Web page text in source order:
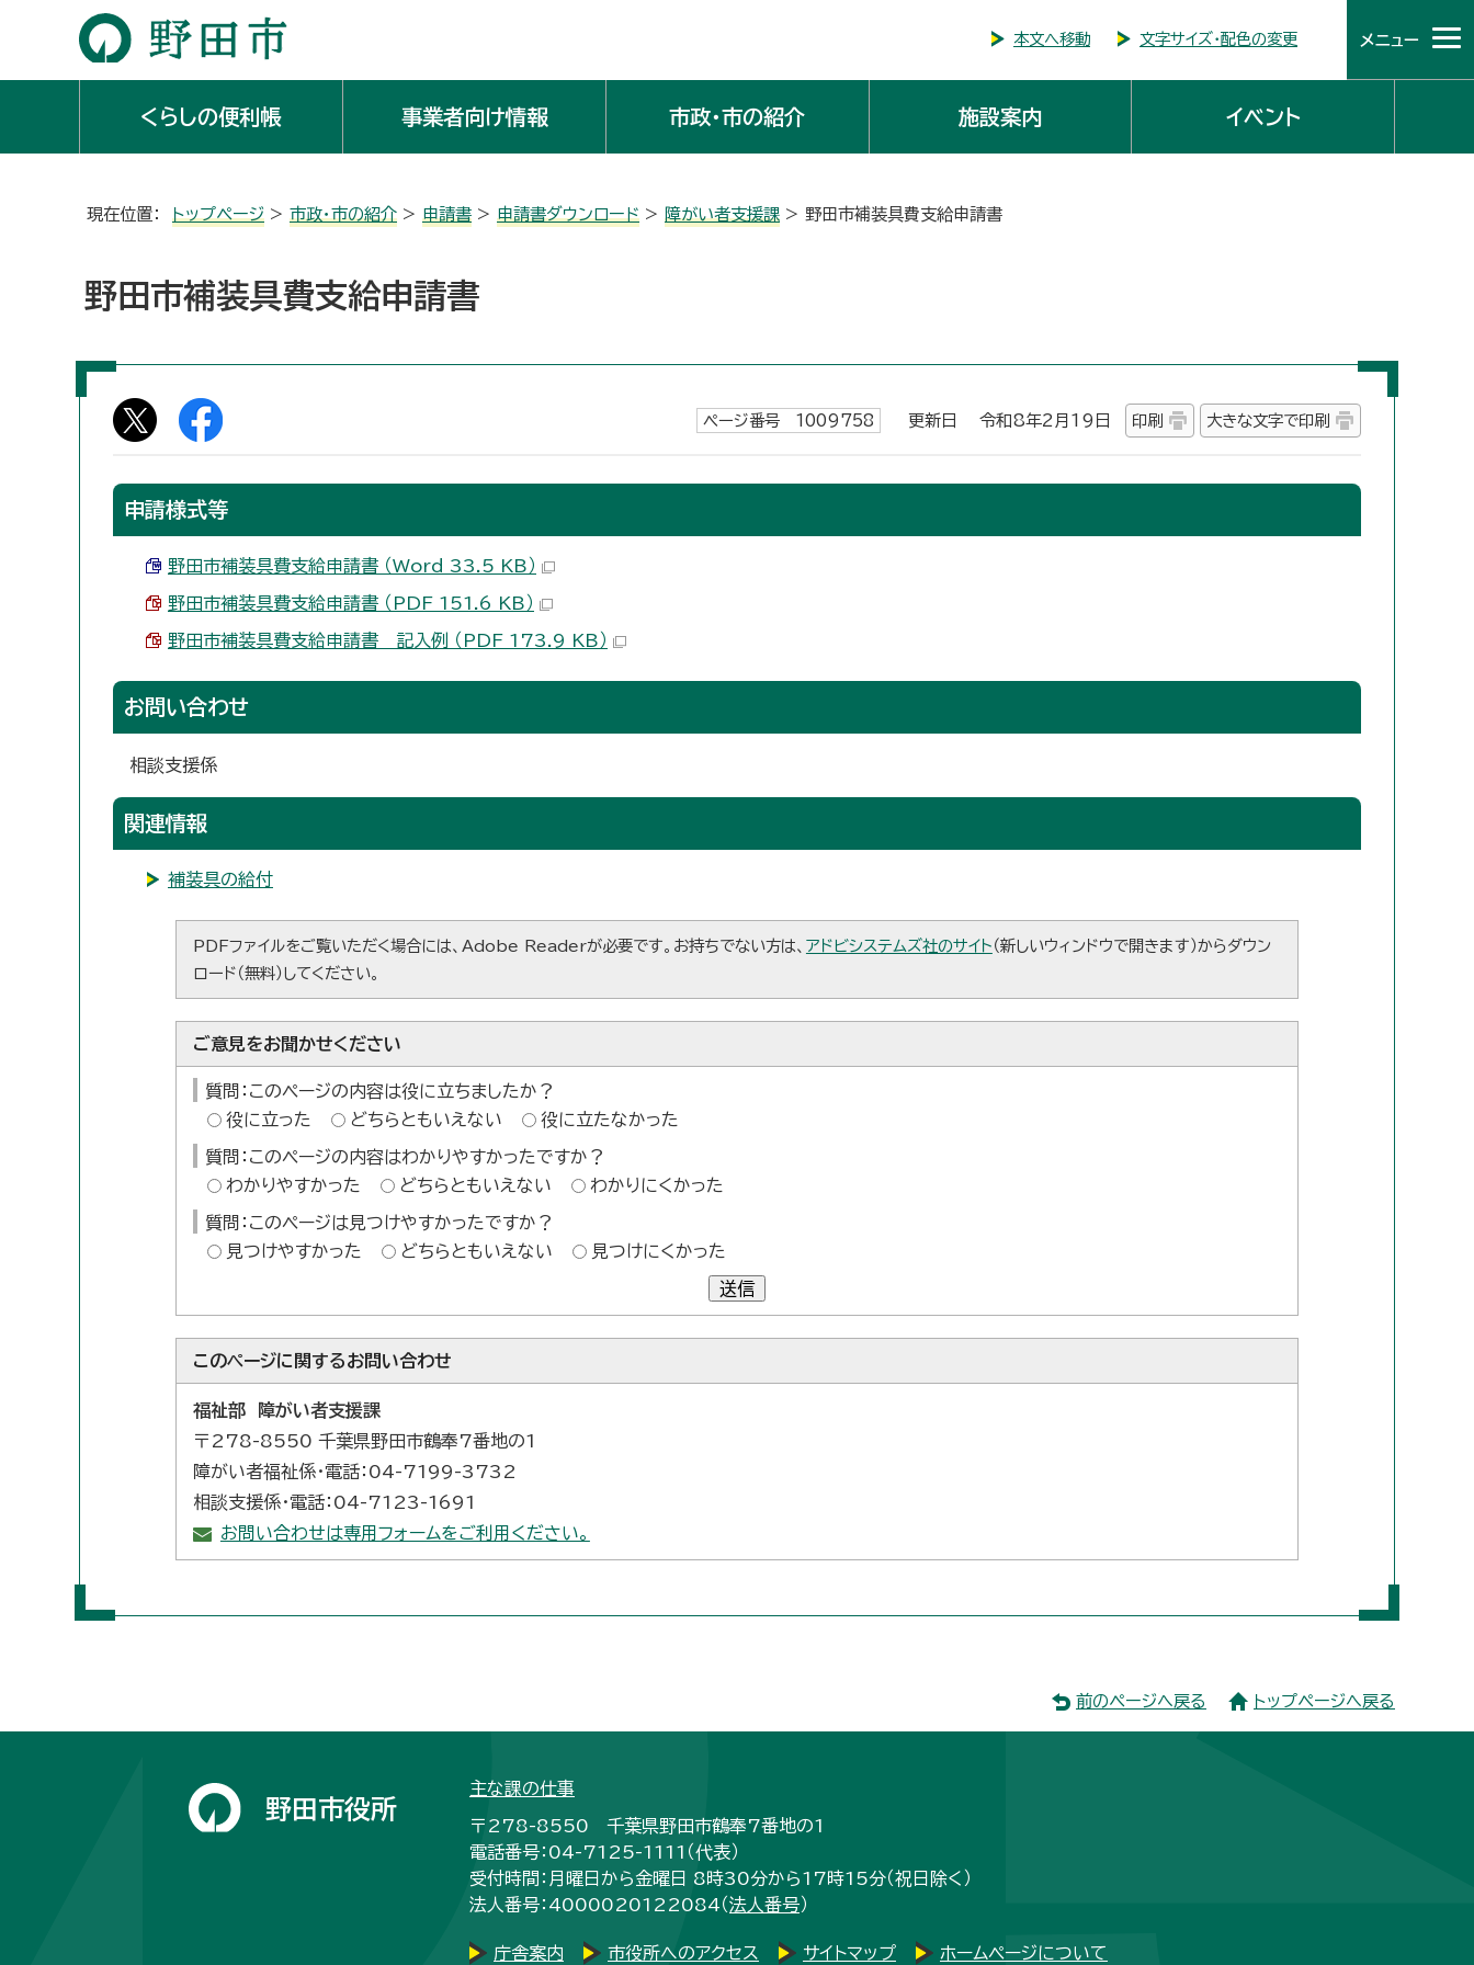
本文へ移動 文字サイズ・配色の変更 メニュー
くらしの便利帳 事業者向け情報 市政・市の紹介 施設案内 イベント
現在位置： トップページ > 市政・市の紹介 > 申請書 > 申請書ダウンロード > 障がい者支援課 > 野田市補装具費支給申請書
野田市補装具費支給申請書
ページ番号 1009758 更新日 令和8年2月19日 印刷 大きな文字で印刷
申請様式等
野田市補装具費支給申請書 （Word 33.5 KB）
野田市補装具費支給申請書 （PDF 151.6 KB）
野田市補装具費支給申請書 記入例 （PDF 173.9 KB）
お問い合わせ
相談支援係
関連情報
補装具の給付
PDFファイルをご覧いただく場合には、Adobe Readerが必要です。お持ちでない方は、 アドビシステムズ社のサイト （新しいウィンドウで開きます）からダウン
ロード（無料）してください。
ご意見をお聞かせください
質問：このページの内容は役に立ちましたか？
役に立った
どちらともいえない 役に立たなかった
質問：このページの内容はわかりやすかったですか？
わかりやすかった
どちらともいえない わかりにくかった
質問：このページは見つけやすかったですか？
見つけやすかった
どちらともいえない 見つけにくかった
送信
このページに関するお問い合わせ
福祉部 障がい者支援課
〒278-8550 千葉県野田市鶴奉7番地の1
障がい者福祉係・電話：04-7199-3732
相談支援係・電話：04-7123-1691
お問い合わせは専用フォームをご利用ください。
前のページへ戻る トップページへ戻る
野田市役所
主な課の仕事
〒278-8550 千葉県野田市鶴奉7番地の1
電話番号：04-7125-1111（代表）
受付時間：月曜日から金曜日 8時30分から17時15分（祝日除く）
法人番号：4000020122084（法人番号）
庁舎案内 市役所へのアクセス サイトマップ ホームページについて